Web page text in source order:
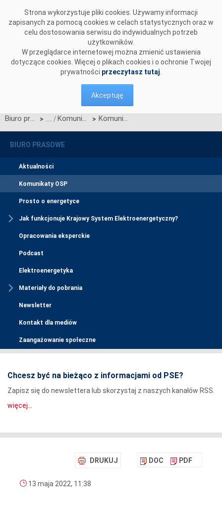
Strona wykorzystuje pliki cookies. Używamy informacji
zapisanych za pomocą cookies w celach statystycznych oraz w
celu dostosowania serwisu do indywidualnych potrzeb
użytkowników.
W przeglądarce internetowej można zmienić ustawienia
dotyczące cookies. Więcej o plikach cookies i o ochronie Twojej
prywatności przeczytasz tutaj
Akceptuję
Biuro prasowe > Komunikaty OSP > Komunikat OSP dotyczący rozliczeń na rynku bilansującym uruchomień JGwa z ZAK=1
BIURO PRASOWE
Aktualności
Komunikaty OSP
Prosto o energetyce
Jak funkcjonuje Krajowy System Elektroenergetyczny?
Opracowania eksperckie
Podcast
Elektroenergetyka
Materiały do pobrania
Newsletter
Kontakt dla mediów
Zaangażowanie społeczne
Chcesz być na bieżąco z informacjami od PSE?
Zapisz się do newslettera lub skorzystaj z naszych kanałów RSS.
więcej...
DRUKUJ DOC PDF
13 maja 2022, 11:38